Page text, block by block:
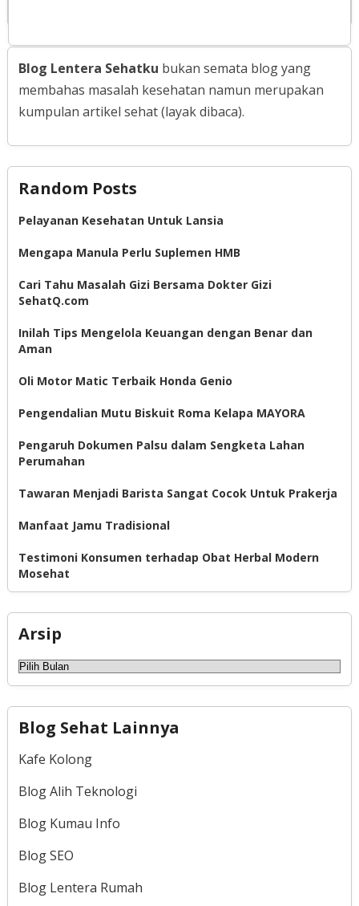
Blog Lentera Sehatku bukan semata blog yang
membahas masalah kesehatan namun merupakan
kumpulan artikel sehat (layak dibaca).
Random Posts
Pelayanan Kesehatan Untuk Lansia
Mengapa Manula Perlu Suplemen HMB
Cari Tahu Masalah Gizi Bersama Dokter Gizi
SehatQ.com
Inilah Tips Mengelola Keuangan dengan Benar dan
Aman
Oli Motor Matic Terbaik Honda Genio
Pengendalian Mutu Biskuit Roma Kelapa MAYORA
Pengaruh Dokumen Palsu dalam Sengketa Lahan
Perumahan
Tawaran Menjadi Barista Sangat Cocok Untuk Prakerja
Manfaat Jamu Tradisional
Testimoni Konsumen terhadap Obat Herbal Modern
Mosehat
Arsip
Arsip
Blog Sehat Lainnya
Kafe Kolong
Blog Alih Teknologi
Blog Kumau Info
Blog SEO
Blog Lentera Rumah